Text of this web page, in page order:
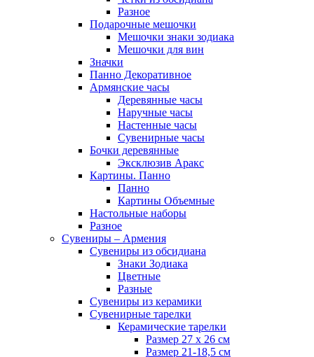
Разное
Подарочные мешочки
Мешочки знаки зодиака
Мешочки для вин
Значки
Панно Декоративное
Армянские часы
Деревянные часы
Наручные часы
Настенные часы
Сувенирные часы
Бочки деревянные
Эксклюзив Аракс
Картины. Панно
Панно
Картины Объемные
Настольные наборы
Разное
Сувениры – Армения
Сувениры из обсидиана
Знаки Зодиака
Цветные
Разные
Сувениры из керамики
Сувенирные тарелки
Керамические тарелки
Размер 27 х 26 см
Размер 21-18,5 см